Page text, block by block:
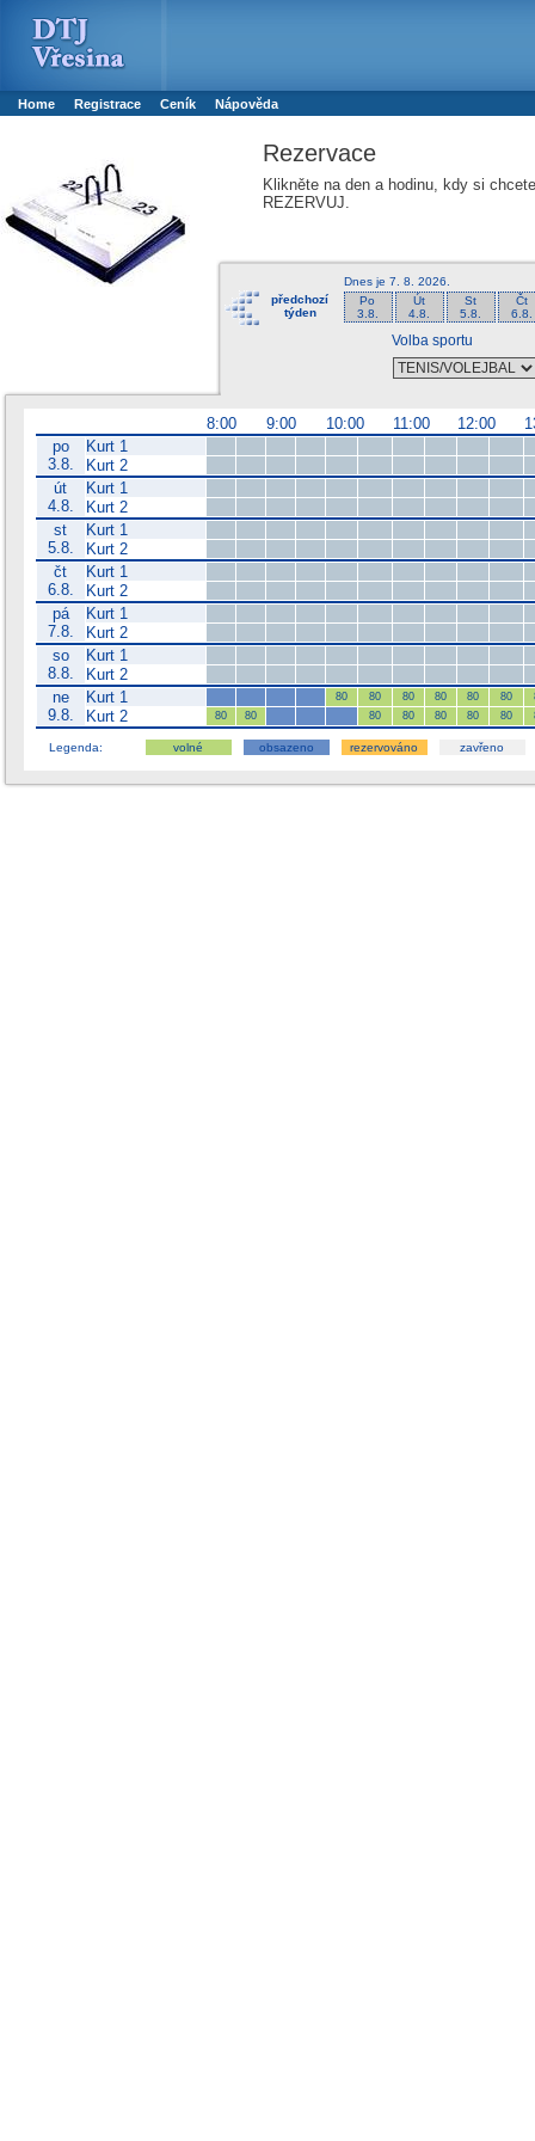
Rezervujse - Port�l pro online rezervace sportu
Home Registrace Ceník Nápověda
Rezervace
Klikněte na den a hodinu, kdy si
REZERVUJ.
předchozí
týden
Dnes je7. 8. 2026
Po
3.8.
Út
4.8.
St
5.8.
Čt
6.8.
Volba sportu
8:00 9:00 10:00 11:00 12:00
po
3.8.
Kurt 1
Kurt 2
út
4.8.
Kurt 1
Kurt 2
st
5.8.
Kurt 1
Kurt 2
čt
6.8.
Kurt 1
Kurt 2
pá
7.8.
Kurt 1
Kurt 2
so
8.8.
Kurt 1
Kurt 2
ne
9.8.
Kurt 1 80 80 80 80 80 80
Kurt 2 80 80 80 80 80 80 80
Legenda: volné obsazeno rezervováno zavřeno